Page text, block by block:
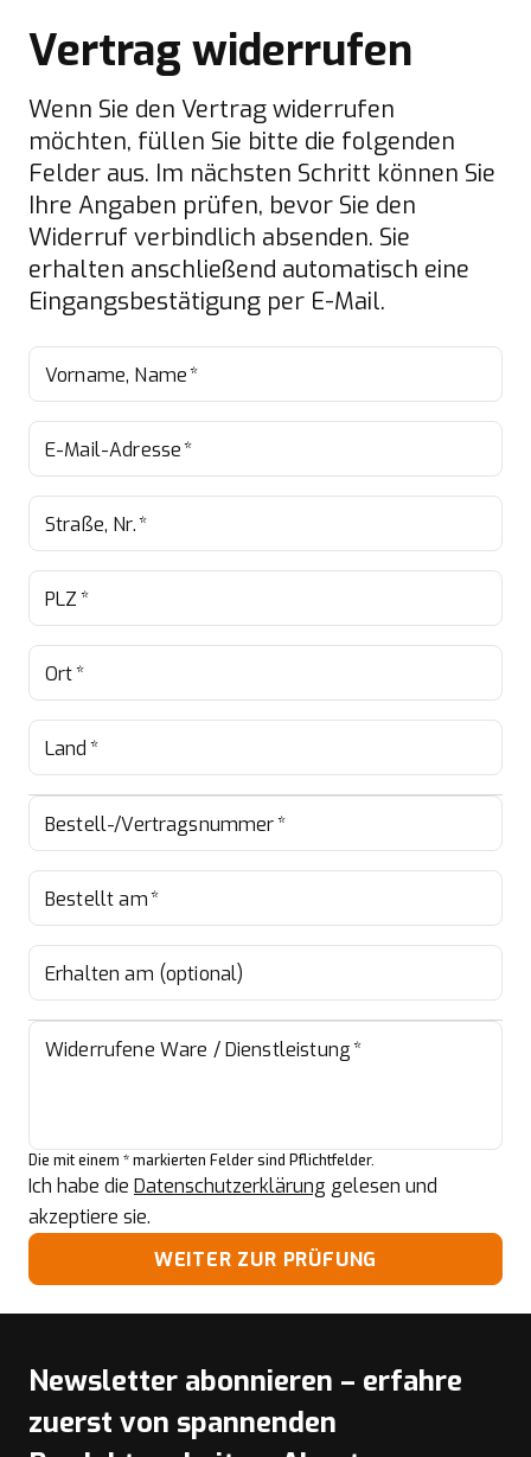
Vertrag widerrufen
Wenn Sie den Vertrag widerrufen
möchten, füllen Sie bitte die folgenden
Felder aus. Im nächsten Schritt können Sie
Ihre Angaben prüfen, bevor Sie den
Widerruf verbindlich absenden. Sie
erhalten anschließend automatisch eine
Eingangsbestätigung per E-Mail.
Vorname, Name*
E-Mail-Adresse*
Straße, Nr.*
PLZ*
Ort*
Land *
Bestell-/Vertragsnummer*
Bestellt am*
Erhalten am (optional)
Widerrufene Ware / Dienstleistung*
Die mit einem * markierten Felder sind Pflichtfelder.
Ich habe die Datenschutzerklärung gelesen und
akzeptiere sie.
WEITER ZUR PRÜFUNG
Newsletter abonnieren – erfahre
zuerst von spannenden